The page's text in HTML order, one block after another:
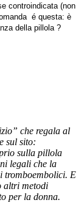
controindicata (non
é questa: è
della pillola ?
che regala al
sul sito:
sulla pillola
legali che la
tromboembolici. E
altri metodi
per la donna.